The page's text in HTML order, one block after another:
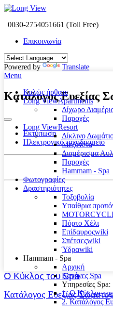
0030-2754051661 (Toll Free)
Επικοινωνία
Powered by
Translate
Menu
Καλώς ήρθατε
Long ViewApartments
Δίχωρο
Παροχές
Long ViewResort
Δίκλινο
Μεζονέτα
Διαμέρισμα
Παροχές
Hammam - Spa
Φωτογραφίες
Δραστηριότητες
Τοξοβολία
Υπαίθρια
Πόρτο Χέλι
Επίδαυροςwiki
Σπέτσεςwiki
Ύδραwiki
Hammam - Spa
Αρχική
Κανόνες Spa
Υπηρεσίες Spa:
1. Ο Kύκλος
2. Κατάλογος
Κατάλογος Ευεξίας
Εκτύπωση
Ηλεκτρονικό ταχυδρομείο
Ο Kύκλος του Spa
Κατάλογος Ευεξίας Σώματος